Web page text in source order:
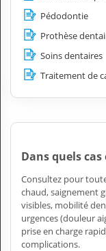
Pédodontie
Prothèse
Soins dentaires
Traitement de
Dans quels
Consultez pour
chaud, saignement
visibles, mobilité
urgences (douleur
prise en charge
complications.